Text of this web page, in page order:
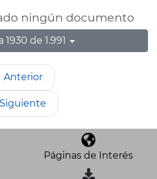
ningún documento
1930 de 1.991
Anterior
Siguiente
Páginas de Interés